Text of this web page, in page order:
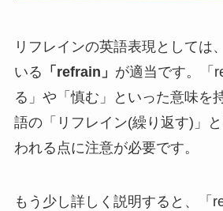
リフレインの英語表現としては
いる 「refrain」 が適当です。「
る」や「慎む」といった意味を
語の「リフレイン(繰り返す)」
われる点に注意が必要です。
もう少し詳しく説明すると、「